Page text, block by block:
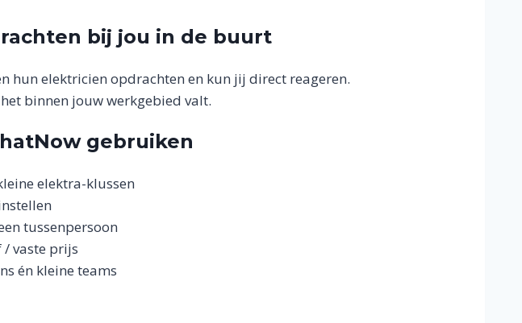
bij jou in de buurt
hun elektricien opdrachten en kun jij direct reageren.
binnen jouw werkgebied valt.
gebruiken
elektra-klussen
tussenpersoon
vaste prijs
én kleine teams